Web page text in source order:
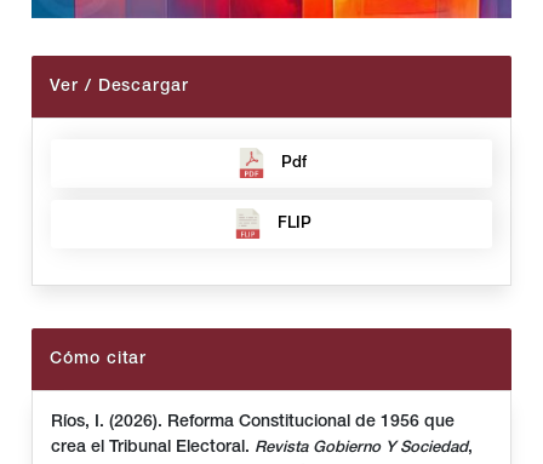
Ver / Descargar
Pdf
FLIP
Cómo citar
Ríos, I. (2026). Reforma Constitucional de 1956 que
crea el Tribunal Electoral. Revista Gobierno Y Sociedad,